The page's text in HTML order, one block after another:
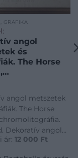
GRAFIKA
angol
és
The Horse
és
The Horse
angol metszetek
The Horse
Dekoratív angol
és litográfiák. The
ár: 12 000 Ft